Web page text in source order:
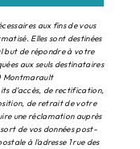
aux fins de vous
Elles sont destinées
but de répondre à votre
aux seuls destinataires
Montmarault
d’accès, de rectification,
de retrait de votre
une réclamation auprès
de vos données post-
à l'adresse 1 rue des